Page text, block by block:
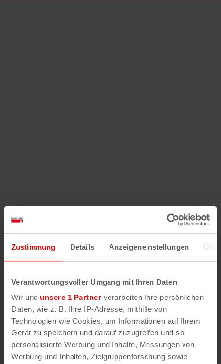
Zustimmung Details Anzeigeneinstellungen
Verantwortungsvoller Umgang mit Ihren Daten
Wir und unsere 1 Partner verarbeiten Ihre persönlichen
Daten, wie z. B. Ihre IP-Adresse, mithilfe von
Technologien wie Cookies, um Informationen auf Ihrem
Gerät zu speichern und darauf zuzugreifen und so
personalisierte Werbung und Inhalte, Messungen von
Werbung und Inhalten, Zielgruppenforschung sowie